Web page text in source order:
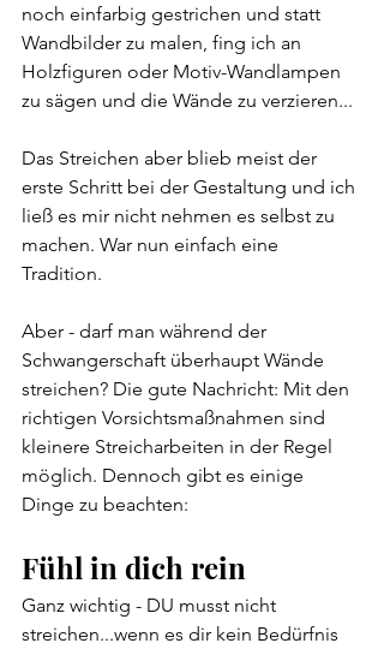
noch einfarbig gestrichen und statt
Wandbilder zu malen, fing ich an
Holzfiguren oder Motiv-Wandlampen
zu sägen und die Wände zu verzieren...
Das Streichen aber blieb meist der
erste Schritt bei der Gestaltung und ich
ließ es mir nicht nehmen es selbst zu
machen. War nun einfach eine
Tradition.
Aber - darf man während der
Schwangerschaft überhaupt Wände
streichen? Die gute Nachricht: Mit den
richtigen Vorsichtsmaßnahmen sind
kleinere Streicharbeiten in der Regel
möglich. Dennoch gibt es einige
Dinge zu beachten:
Fühl in dich rein
Ganz wichtig - DU musst nicht
streichen...wenn es dir kein Bedürfnis